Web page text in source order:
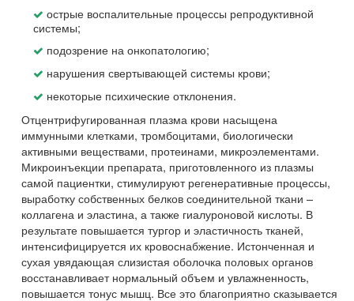
острые воспалительные процессы репродуктивной
системы;
подозрение на онкопатологию;
нарушения свертывающей системы крови;
некоторые психические отклонения.
Отцентрифугированная плазма крови насыщена
иммунными клетками, тромбоцитами, биологически
активными веществами, протеинами, микроэлементами.
Микроинъекции препарата, приготовленного из плазмы
самой пациентки, стимулируют регенеративные процессы,
выработку собственных белков соединительной ткани –
коллагена и эластина, а также гиалуроновой кислоты. В
результате повышается тургор и эластичность тканей,
интенсифицируется их кровоснабжение. Истонченная и
сухая увядающая слизистая оболочка половых органов
восстанавливает нормальный объем и увлажненность,
повышается тонус мышц. Все это благоприятно сказывается